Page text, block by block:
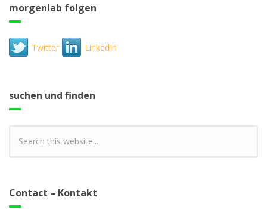
morgenlab folgen
Twitter LinkedIn
suchen und finden
Contact – Kontakt